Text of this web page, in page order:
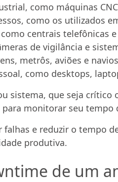
como máquinas
como os utilizados
centrais telefônicas
de vigilância e
metrôs, aviões e
como desktops,
sistema, que seja
monitorar seu tempo
falhas e reduzir o tempo
produtiva.
de um